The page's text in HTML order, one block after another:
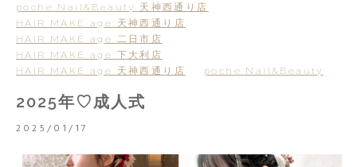
poche Nail&Beauty 天神西通り店
HAIR MAKE age 天神西通り店
HAIR MAKE age 二日市店
HAIR MAKE age 下大利店
HAIR MAKE age 天神西通り店
poche Nail&Beauty
2025年♡成人式
2025/01/17